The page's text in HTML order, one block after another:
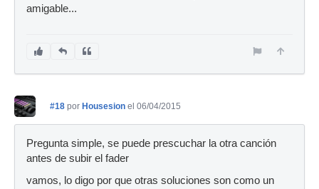
amigable...
#18 por Housesion el 06/04/2015
Pregunta simple, se puede prescuchar la otra canción
antes de subir el fader
vamos, lo digo por que otras soluciones son como un